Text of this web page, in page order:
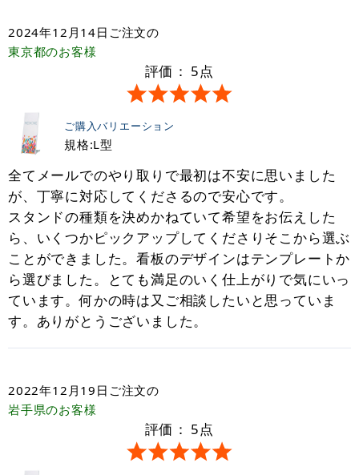
2024年12月14日 ご注文の
東京都のお客様
評価： 5点
ご購入バリエーション
規格:L型
全てメールでのやり取りで最初は不安に思いました
が、丁寧に対応してくださるので安心です。
スタンドの種類を決めかねていて希望をお伝えした
ら、いくつかピックアップしてくださりそこから選ぶ
ことができました。看板のデザインはテンプレートか
ら選びました。とても満足のいく仕上がりで気にいっ
ています。何かの時は又ご相談したいと思っていま
す。ありがとうございました。
2022年12月19日 ご注文の
岩手県のお客様
評価： 5点